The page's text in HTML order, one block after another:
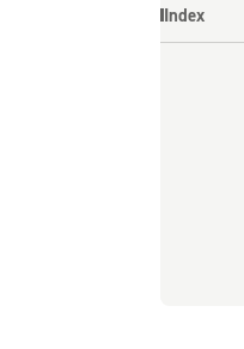
Index